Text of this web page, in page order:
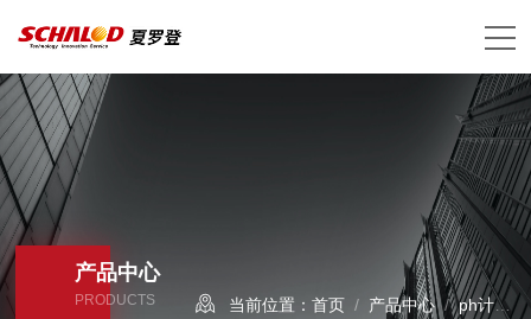
产品中心
PRODUCTS 当前位置：首页 / 产品中心/ph计/